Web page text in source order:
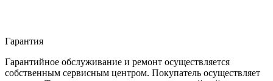
Гарантия
Гарантийное обслуживание и ремонт осуществляется
собственным сервисным центром. Покупатель осуществляет